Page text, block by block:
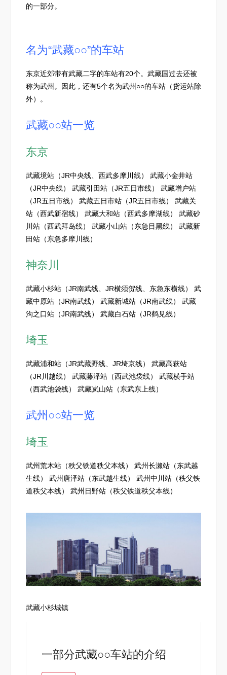
的一部分。
名为“武藏○○”的车站
东京近郊带有武藏二字的车站有20个。武藏国过去还被
称为武州。因此，还有5个名为武州○○的车站（货运站除
外）。
武藏○○站一览
东京
武藏境站（JR中央线、西武多摩川线） 武藏小金井站
（JR中央线） 武藏引田站（JR五日市线） 武藏增户站
（JR五日市线） 武藏五日市站（JR五日市线） 武藏关
站（西武新宿线） 武藏大和站（西武多摩湖线） 武藏砂
川站（西武拜岛线） 武藏小山站（东急目黑线） 武藏新
田站（东急多摩川线）
神奈川
武藏小杉站（JR南武线、JR横须贺线、东急东横线） 武
藏中原站（JR南武线） 武藏新城站（JR南武线） 武藏
沟之口站（JR南武线） 武藏白石站（JR鹤见线）
埼玉
武藏浦和站（JR武藏野线、JR埼京线） 武藏高萩站
（JR川越线） 武藏藤泽站（西武池袋线） 武藏横手站
（西武池袋线） 武藏岚山站（东武东上线）
武州○○站一览
埼玉
武州荒木站（秩父铁道秩父本线） 武州长濑站（东武越
生线） 武州唐泽站（东武越生线） 武州中川站（秩父铁
道秩父本线） 武州日野站（秩父铁道秩父本线）
武藏小杉城镇
一部分武藏○○车站的介绍